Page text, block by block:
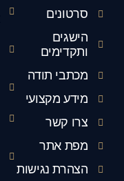
סרטונים
הישגים
ותקדימים
מכתבי תודה
מידע מקצועי
צרו קשר
מפת אתר
הצהרת נגישות